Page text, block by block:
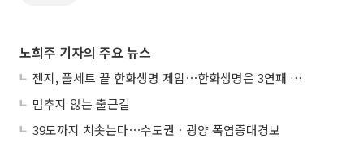
노희주 기자의 주요 뉴스
젠지, 풀세트 끝 한화생명 제압⋯한화생명은 3연패 수렁
멈추지 않는 출근길
39도까지 치솟는다⋯수도권ㆍ광양 폭염중대경보